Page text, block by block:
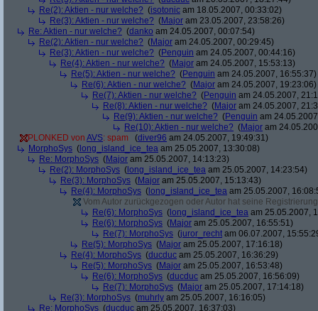
Re(2): Aktien - nur welche? (isotonic am 18.05.2007, 00:33:02)
Re(3): Aktien - nur welche? (Major am 23.05.2007, 23:58:26)
Re: Aktien - nur welche? (danko am 24.05.2007, 00:07:54)
Re(2): Aktien - nur welche? (Major am 24.05.2007, 00:29:45)
Re(3): Aktien - nur welche? (Penguin am 24.05.2007, 00:44:16)
Re(4): Aktien - nur welche? (Major am 24.05.2007, 15:53:13)
Re(5): Aktien - nur welche? (Penguin am 24.05.2007, 16:55:37)
Re(6): Aktien - nur welche? (Major am 24.05.2007, 19:23:06)
Re(7): Aktien - nur welche? (Penguin am 24.05.2007,
Re(8): Aktien - nur welche? (Major am 24.05.2007,
Re(9): Aktien - nur welche? (Penguin am
Re(10): Aktien - nur welche? (Major am
PLONKED von AVS: spam (diver96 am 24.05.2007, 19:49:31)
MorphoSys ( long_island_ice_tea am 25.05.2007, 13:30:08)
Re: MorphoSys (Major am 25.05.2007, 14:13:23)
Re(2): MorphoSys ( long_island_ice_tea am 25.05.2007, 14:23:54)
Re(3): MorphoSys (Major am 25.05.2007, 15:13:43)
Re(4): MorphoSys ( long_island_ice_tea am 25.05.2007,
Vom Autor zurückgezogen oder Autor hat seine
Re(6): MorphoSys ( long_island_ice_tea am 25.05.2007,
Re(6): MorphoSys (Major am 25.05.2007, 16:55:51)
Re(7): MorphoSys (juror_recht am 06.07.2007,
Re(5): MorphoSys (Major am 25.05.2007, 17:16:18)
Re(4): MorphoSys (ducduc am 25.05.2007, 16:36:29)
Re(5): MorphoSys (Major am 25.05.2007, 16:53:48)
Re(6): MorphoSys (ducduc am 25.05.2007, 16:56:09)
Re(7): MorphoSys (Major am 25.05.2007, 17:14:18)
Re(3): MorphoSys (muhrly am 25.05.2007, 16:16:05)
Re: MorphoSys (ducduc am 25.05.2007, 16:37:03)